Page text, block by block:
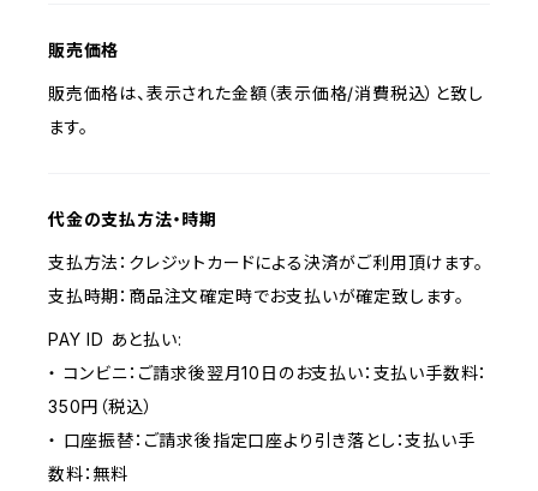
販売価格
販売価格は、表示された金額（表示価格/消費税込）と致し
ます。
代金の支払方法・時期
支払方法：クレジットカードによる決済がご利用頂けます。
支払時期：商品注文確定時でお支払いが確定致します。
PAY ID あと払い:
・ コンビニ：ご請求後翌月10日のお支払い：支払い手数料：
350円（税込）
・ 口座振替：ご請求後指定口座より引き落とし：支払い手
数料：無料